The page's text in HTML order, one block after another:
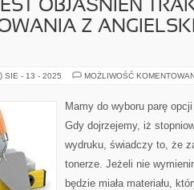
OBJAŚNIEŃ
Z
SIE - 13 - 2025 MOŻLIWOŚĆ
Mamy do wyboru parę
Gdy dojrzejemy, iż
wydruku, świadczy to, że
tonerze. Jeżeli nie
będzie miała materiału,